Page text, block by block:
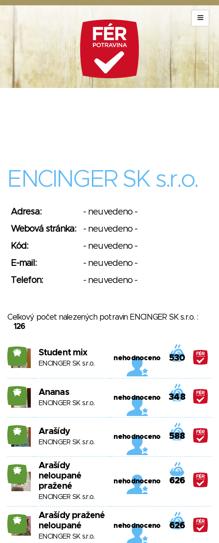
ENCINGER SK s.r.o.
Adresa:
- neuvedeno -
Webová stránka:
- neuvedeno -
Kód:
- neuvedeno -
E-mail:
- neuvedeno -
Telefon:
- neuvedeno -
Celkový počet nalezených potravin ENCINGER SK s.r.o. :
126
26 Student mix
ENCINGER SK s.r.o.
nehodnoceno 530
25 Ananas
ENCINGER SK s.r.o.
nehodnoceno 348
25 Arašídy
ENCINGER SK s.r.o.
nehodnoceno 588
25
Arašídy
neloupané
pražené
ENCINGER SK s.r.o.
nehodnoceno 626
25
Arašídy pražené
neloupané
ENCINGER SK s.r.o.
nehodnoceno 626